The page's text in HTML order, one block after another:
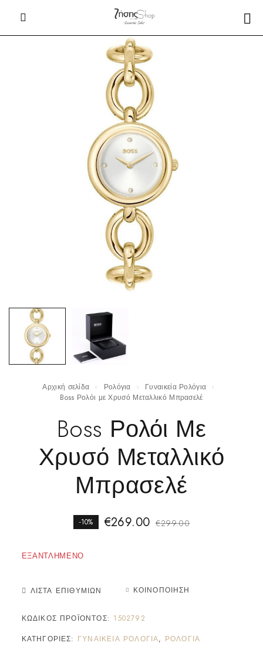
Αρχική σελίδα Ρολόγια
Γυναικεία Ρολόγια
Boss Ρολόι με Χρυσό Μεταλλικό Μπρασελέ
Boss Ρολόι Με
Χρυσό Μεταλλικό
Μπρασελέ
-10% €299.00
€269.00
ΕΞΑΝΤΛΗΜΈΝΟ
ΛΊΣΤΑ ΕΠΙΘΥΜΙΏΝ ΚΟΙΝΟΠΟΊΗΣΗ
ΚΩΔΙΚΌΣ ΠΡΟΪΌΝΤΟΣ: 1502792
ΚΑΤΗΓΟΡΊΕΣ: ΓΥΝΑΙΚΕΊΑ ΡΟΛΌΓΙΑ, ΡΟΛΌΓΙΑ